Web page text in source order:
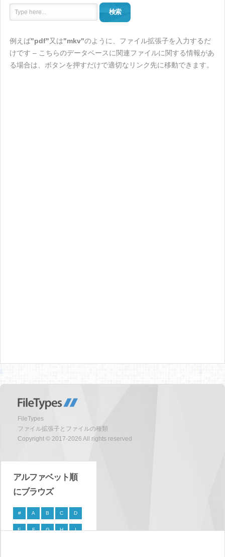
検索
例えば"pdf"又は"mkv"のように、ファイル拡張子を入力するだ
けです – こちらのデータベースに関連ファイルに関する情報があ
る場合は、ボタンを押すだけで適切なリンク先に移動できます。
FileTypes
ファイル拡張子とファイルの種類
Copyright © 2017-2026 All rights reserved
アルファベット順
にブラウズ
# A B C D
E F G H I